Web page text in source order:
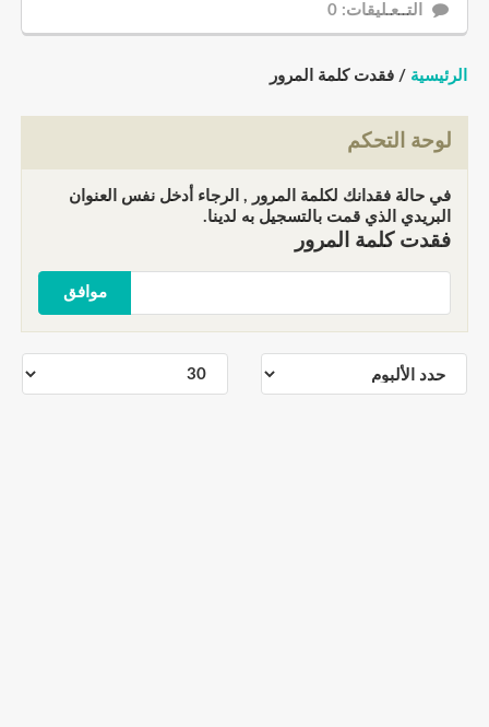
التــعـليقات: 0
الرئيسية / فقدت كلمة المرور
لوحة التحكم
في حالة فقدانك لكلمة المرور , الرجاء أدخل نفس العنوان
البريدي الذي قمت بالتسجيل به لدينا.
فقدت كلمة المرور
موافق